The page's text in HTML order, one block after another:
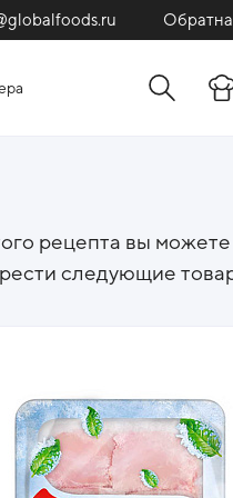
рецепта вы можете
следующие